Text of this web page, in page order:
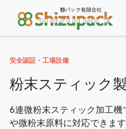
安全認証・工場設備
粉末スティック
6連微粉末スティック加工
や微粉末原料に対応できます